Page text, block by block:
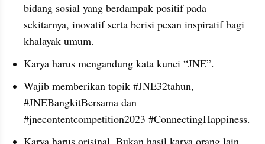
bidang sosial yang berdampak positif pada
sekitarnya, inovatif serta berisi pesan inspiratif bagi
khalayak umum.
Karya harus mengandung kata kunci “JNE”.
Wajib memberikan topik #JNE32tahun,
#JNEBangkitBersama dan
#jnecontentcompetition2023 #ConnectingHappiness.
Karya harus orisinal. Bukan hasil karya orang lain,